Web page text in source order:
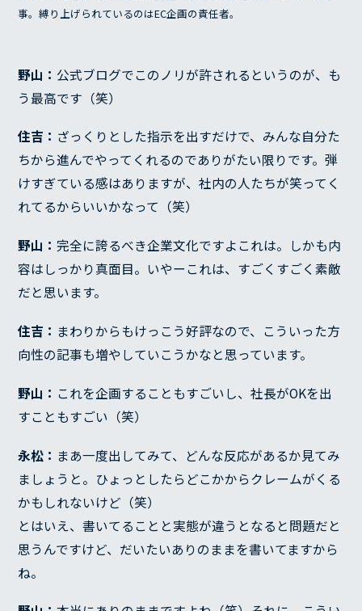
事。縛り上げられているのはEC企画の責任者。
野山： 公式ブログでこのノリが許されるというのが、も
う最高です（笑）
住吉： ざっくりとした指示を出すだけで、みんな自分た
ちから進んでやってくれるのでありがたい限りです。弾
けすぎている感はありますが、社内の人たちが笑ってく
れてるからいいかなって（笑）
野山： 完全に誇るべき企業文化ですよこれは。しかも内
容はしっかり真面目。いやーこれは、すごくすごく素敵
だと思います。
住吉： まわりからもけっこう好評なので、こういった方
向性の記事も増やしていこうかなと思っています。
野山： これを企画することもすごいし、社長がOKを出
すこともすごい（笑）
永松： まあ一度出してみて、どんな反応があるか見てみ
ましょうと。ひょっとしたらどこかからクレームがくる
かもしれないけど（笑）
とはいえ、書いてることと実態が違うとなると問題だと
思うんですけど、だいたいありのままを書いてますから
ね。